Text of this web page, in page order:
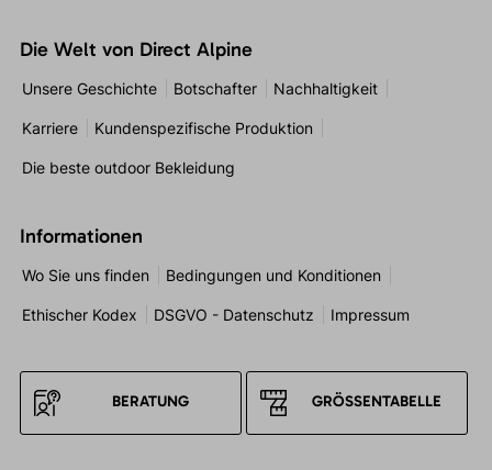
Die Welt von Direct Alpine
Unsere Geschichte Botschafter Nachhaltigkeit
Karriere Kundenspezifische Produktion
Die beste outdoor Bekleidung
Informationen
Wo Sie uns finden Bedingungen und Konditionen
Ethischer Kodex DSGVO - Datenschutz Impressum
BERATUNG GRÖSSENTABELLE